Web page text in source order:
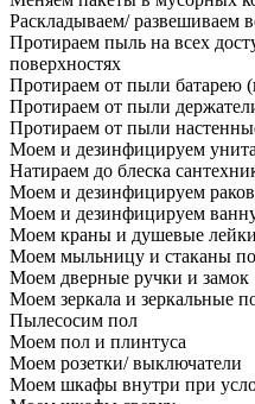
Раскладываем/ развешиваем
Протираем пыль на всех
поверхностях
Протираем от пыли батарею
Протираем от пыли
Протираем от пыли
Моем и дезинфицируем
Натираем до блеска
Моем и дезинфицируем
Моем и дезинфицируем
Моем краны и душевые лейки
Моем мыльницу и стаканы
Моем дверные ручки и замок
Моем зеркала и зеркальные
Пылесосим пол
Моем пол и плинтуса
Моем розетки/ выключатели
Моем шкафы внутри при